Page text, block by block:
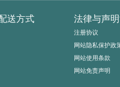
送方式 法律与声
注册协议
网站隐私保护政
网站使用条款
网站免责声明